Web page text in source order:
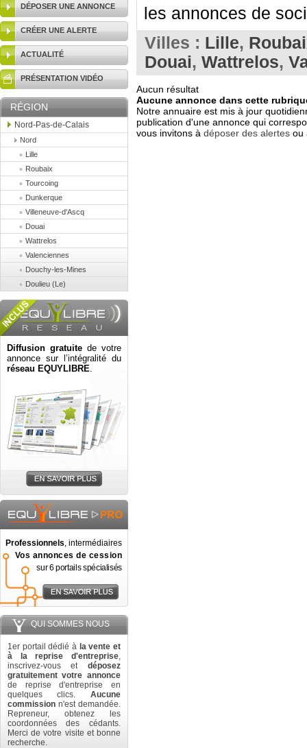
DÉPOSER UNE ANNONCE
CRÉER UNE ALERTE
ACTUALITÉ
PRÉSENTATION VIDÉO
RÉGION
Nord-Pas-de-Calais
Nord
Lille
Roubaix
Tourcoing
Dunkerque
Villeneuve-d'Ascq
Douai
Wattrelos
Valenciennes
Douchy-les-Mines
Doulieu (Le)
Diffusion gratuite de votre
annonce sur l’intégralité du
réseau EQUYLIBRE.
Professionnels, intermédiaires
Vos annonces de cession
sur 6 portails spécialisés
QUI SOMMES NOUS
1er portail dédié à la vente et
à la reprise d'entreprise,
inscrivez-vous et déposez
gratuitement votre annonce
de reprise d'entreprise en
quelques clics. Aucune
commission n'est demandée.
Repreneur, obtenez les
coordonnées des cédants.
Merci de votre visite et bonne
recherche.
les annonces de
Villes : Lille,
Douai, Wattrelos,
Aucun résultat
Aucune annonce dans cette
Notre annuaire est mis à jour
publication d'une annonce qui
vous invitons à déposer des alertes ou